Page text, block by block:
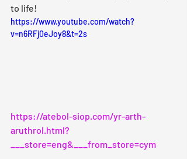
to life!
https://www.youtube.com/watch?
v=n6RFj0eJoy8&t=2s
https://atebol-siop.com/yr-arth-
aruthrol.html?
___store=eng&___from_store=cym